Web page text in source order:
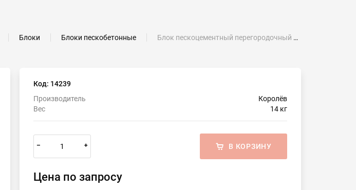
Блоки Блоки пескобетонные Блок пескоцементный перегородочный Д 2200 полнотелый СКЦ 3ЛК 390х188х90
Код: 14239
Производитель
Королёв
Вес
14 кг
– + В КОРЗИНУ
Цена по запросу